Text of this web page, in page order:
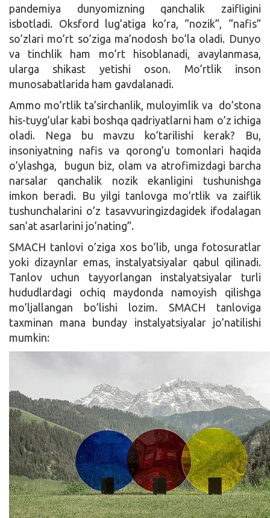
pandemiya dunyomizning qanchalik zaifligini
isbotladi. Oksford lug’atiga ko’ra, “nozik”, “nafis”
so’zlari mo’rt so’ziga ma’nodosh bo’la oladi. Dunyo
va tinchlik ham mo’rt hisoblanadi, avaylanmasa,
ularga shikast yetishi oson. Mo’rtlik inson
munosabatlarida ham gavdalanadi.
Ammo mo’rtlik ta’sirchanlik, muloyimlik va do’stona
his-tuyg’ular kabi boshqa qadriyatlarni ham o’z ichiga
oladi. Nega bu mavzu ko’tarilishi kerak? Bu,
insoniyatning nafis va qorong’u tomonlari haqida
o’ylashga, bugun biz, olam va atrofimizdagi barcha
narsalar qanchalik nozik ekanligini tushunishga
imkon beradi. Bu yilgi tanlovga mo’rtlik va zaiflik
tushunchalarini o’z tasavvuringizdagidek ifodalagan
san’at asarlarini jo’nating”.
SMACH tanlovi o’ziga xos bo’lib, unga fotosuratlar
yoki dizaynlar emas, instalyatsiyalar qabul qilinadi.
Tanlov uchun tayyorlangan instalyatsiyalar turli
hududlardagi ochiq maydonda namoyish qilishga
mo’ljallangan bo’lishi lozim. SMACH tanloviga
taxminan mana bunday instalyatsiyalar jo’natilishi
mumkin: